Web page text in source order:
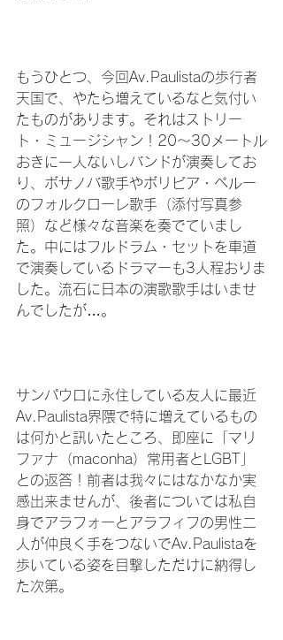
もうひとつ、今回Av.Paulistaの歩行者
天国で、やたら増えているなと気付い
たものがあります。それはストリー
ト・ミュージシャン！20～30メートル
おきに一人ないしバンドが演奏してお
り、ボサノバ歌手やボリビア・ペルー
のフォルクローレ歌手（添付写真参
照）など様々な音楽を奏でていまし
た。中にはフルドラム・セットを車道
で演奏しているドラマーも3人程おりま
した。流石に日本の演歌歌手はいませ
んでしたが…。
サンパウロに永住している友人に最近
Av.Paulista界隈で特に増えているもの
は何かと訊いたところ、即座に「マリ
ファナ（maconha）常用者とLGBT」
との返答！前者は我々にはなかなか実
感出来ませんが、後者については私自
身でアラフォーとアラフィフの男性二
人が仲良く手をつないでAv.Paulistaを
歩いている姿を目撃しただけに納得し
た次第。